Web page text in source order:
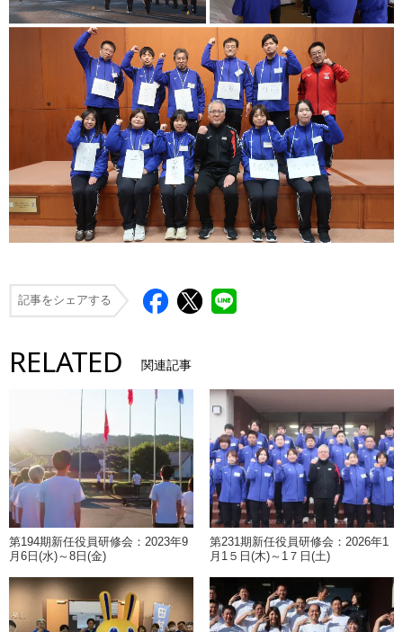
記事をシェアする
RELATED 関連記事
第194期新任役員研修会：2023年9
月6日(水)～8日(金)
第231期新任役員研修会：2026年1
月1５日(木)～1７日(土)